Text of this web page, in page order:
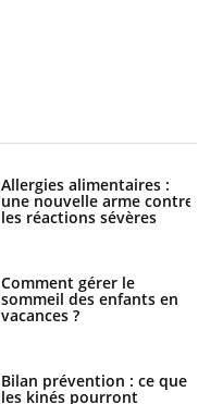
Allergies alimentaires :
une nouvelle arme contre
les réactions sévères
Comment gérer le
sommeil des enfants en
vacances ?
Bilan prévention : ce que
les kinés pourront